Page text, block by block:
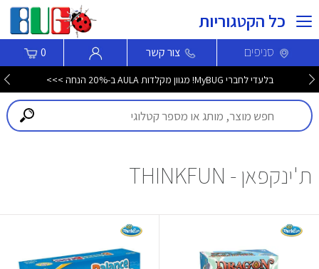
כל הקטגוריות
סניפים צור קשר 0
בלעדי לחברי MyBUG! מגוון מקלדות AULA ב-20% הנחה >>>
ת'ינקפאן - THINKFUN